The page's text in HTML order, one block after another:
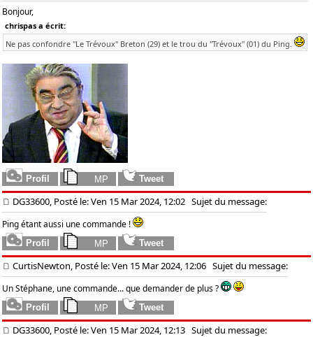
Bonjour,
chrispas a écrit:
Ne pas confondre "Le Trévoux" Breton (29) et le trou du "Trévoux" (01) du Ping.
DG33600, Posté le: Ven 15 Mar 2024, 12:02 Sujet du message:
Ping étant aussi une commande !
CurtisNewton, Posté le: Ven 15 Mar 2024, 12:06 Sujet du message:
Un Stéphane, une commande... que demander de plus ?
DG33600, Posté le: Ven 15 Mar 2024, 12:13 Sujet du message: